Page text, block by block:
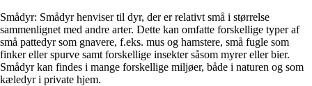
Smådyr: Smådyr henviser til dyr, der er relativt små i størrelse
sammenlignet med andre arter. Dette kan omfatte forskellige typer af
små pattedyr som gnavere, f.eks. mus og hamstere, små fugle som
finker eller spurve samt forskellige insekter såsom myrer eller bier.
Smådyr kan findes i mange forskellige miljøer, både i naturen og som
kæledyr i private hjem.